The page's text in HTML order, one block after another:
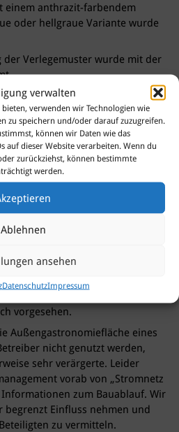
verwalten
verwenden wir Technologien wie
zu speichern und/oder darauf zuzugreifen.
können wir Daten wie das
auf dieser Website verarbeiten. Wenn du
zurückziehst, können bestimmte
werden.
Ablehnen
ansehen
DatenschutzImpressum
einem anthrazit-farbendem
oder hellgraue Variante wurde
der Verlegemuster wurde mit der
6 Fotos
Gericht hält, der irrt
ein solcher sogar
und erneuert. Nebenbei
im Netz zu suchen und zu
deutlich größeren
vorgesehen.
Außengastronomiefläche eines
nicht genutzt werden,
sehr verärgerte. Leider
vorab von „Stromnetz
zum Bauablauf. Wir
begrenzt Einfluss nehmen und
zu vermitteln.